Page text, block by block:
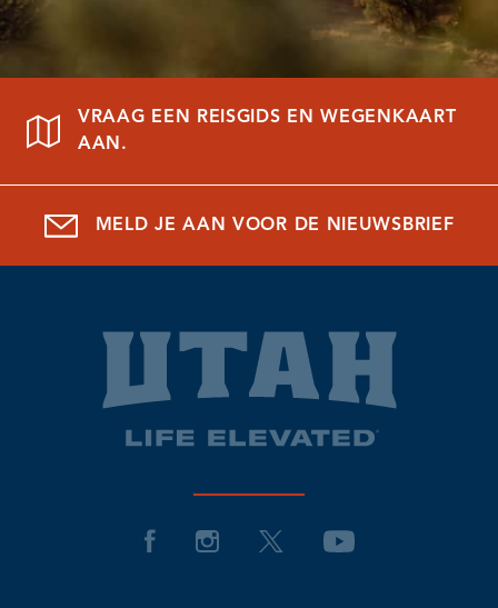
VRAAG EEN REISGIDS EN WEGENKAART
AAN.
MELD JE AAN VOOR DE NIEUWSBRIEF